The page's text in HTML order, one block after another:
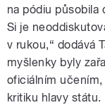
na pódiu působila
Si je
v rukou,“ dodává
myšlenky byly
oficiálním
kritiku hlavy státu.